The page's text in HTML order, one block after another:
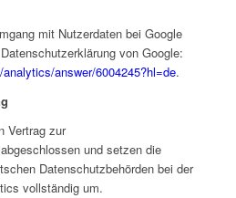
mit Nutzerdaten bei Google
von Google:
answer/6004245?hl=de.
Vertrag zur
und setzen die
Datenschutzbehörden bei der
vollständig um.